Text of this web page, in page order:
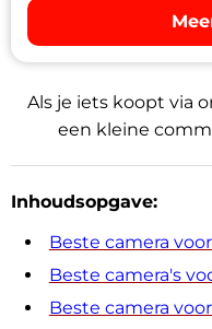
Als je iets koopt via
een kleine
Inhoudsopgave:
Beste camera
Beste camera's
Beste camera